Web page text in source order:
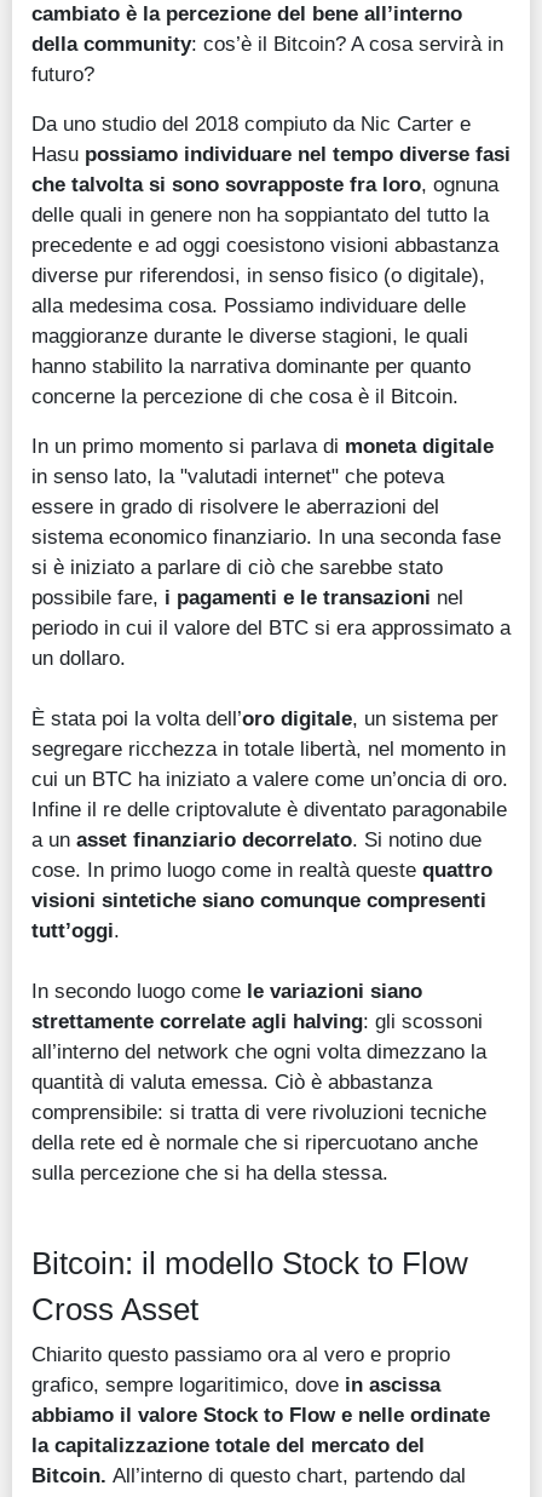
cambiato è la percezione del bene all’interno
della community: cos’è il Bitcoin? A cosa servirà in
futuro?
Da uno studio del 2018 compiuto da Nic Carter e
Hasu possiamo individuare nel tempo diverse fasi
che talvolta si sono sovrapposte fra loro, ognuna
delle quali in genere non ha soppiantato del tutto la
precedente e ad oggi coesistono visioni abbastanza
diverse pur riferendosi, in senso fisico (o digitale),
alla medesima cosa. Possiamo individuare delle
maggioranze durante le diverse stagioni, le quali
hanno stabilito la narrativa dominante per quanto
concerne la percezione di che cosa è il Bitcoin.
In un primo momento si parlava di moneta digitale
in senso lato, la "valutadi internet" che poteva
essere in grado di risolvere le aberrazioni del
sistema economico finanziario. In una seconda fase
si è iniziato a parlare di ciò che sarebbe stato
possibile fare, i pagamenti e le transazioni nel
periodo in cui il valore del BTC si era approssimato a
un dollaro.
È stata poi la volta dell’oro digitale, un sistema per
segregare ricchezza in totale libertà, nel momento in
cui un BTC ha iniziato a valere come un’oncia di oro.
Infine il re delle criptovalute è diventato paragonabile
a un asset finanziario decorrelato. Si notino due
cose. In primo luogo come in realtà queste quattro
visioni sintetiche siano comunque compresenti
tutt’oggi.
In secondo luogo come le variazioni siano
strettamente correlate agli halving: gli scossoni
all’interno del network che ogni volta dimezzano la
quantità di valuta emessa. Ciò è abbastanza
comprensibile: si tratta di vere rivoluzioni tecniche
della rete ed è normale che si ripercuotano anche
sulla percezione che si ha della stessa.
Bitcoin: il modello Stock to Flow
Cross Asset
Chiarito questo passiamo ora al vero e proprio
grafico, sempre logaritimico, dove in ascissa
abbiamo il valore Stock to Flow e nelle ordinate
la capitalizzazione totale del mercato del
Bitcoin. All’interno di questo chart, partendo dal